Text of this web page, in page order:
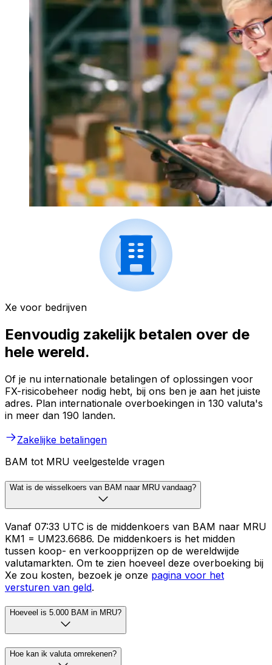
Xe voor bedrijven
Eenvoudig zakelijk betalen over de
hele wereld.
Of je nu internationale betalingen of oplossingen voor
FX-risicobeheer nodig hebt, bij ons ben je aan het juiste
adres. Plan internationale overboekingen in 130 valuta's
in meer dan 190 landen.
Zakelijke betalingen
BAM tot MRU veelgestelde vragen
Wat is de wisselkoers van BAM naar MRU vandaag?
Vanaf 07:33 UTC is de middenkoers van BAM naar MRU
KM1 = UM23.6686. De middenkoers is het midden
tussen koop- en verkoopprijzen op de wereldwijde
valutamarkten. Om te zien hoeveel deze overboeking bij
Xe zou kosten, bezoek je onze pagina voor het
versturen van geld.
Hoeveel is 5.000 BAM in MRU?
Hoe kan ik valuta omrekenen?